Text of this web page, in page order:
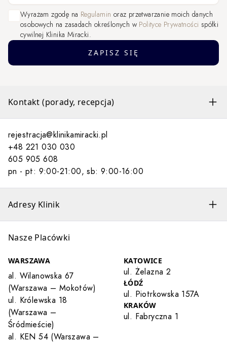
Wyrażam zgodę na Regulamin oraz przetwarzanie moich danych
osobowych na zasadach określonych w Polityce Prywatności spółki
cywilnej Klinika Miracki.
ZAPISZ SIĘ
Kontakt (porady, recepcja)
rejestracja@klinikamiracki.pl
+48 221 030 030
605 905 608
pn - pt: 9:00-21:00, sb: 9:00-16:00
Adresy Klinik
Nasze Placówki
WARSZAWA
al. Wilanowska 67
(Warszawa – Mokotów)
ul. Królewska 18
(Warszawa –
Śródmieście)
al. KEN 54 (Warszawa –
KATOWICE
ul. Żelazna 2
ŁÓDŹ
ul. Piotrkowska 157A
KRAKÓW
ul. Fabryczna 1